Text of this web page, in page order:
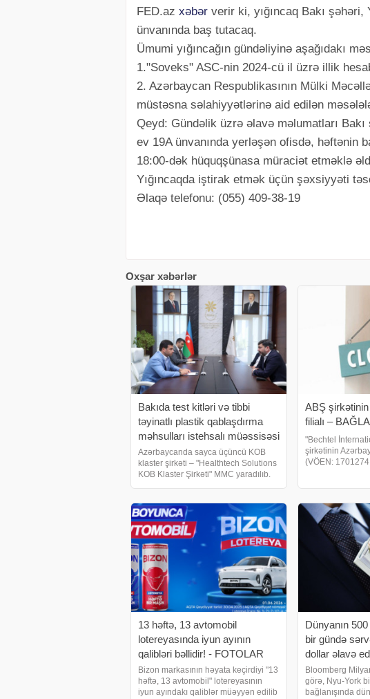
FED.az xəbər verir ki, yığıncaq Bakı
ünvanında baş tutacaq.
Ümumi yığıncağın gündəliyinə aşağıdakı
1."Soveks" ASC-nin 2024-cü il üzrə illik
2. Azərbaycan Respublikasının Mülki
müstəsna səlahiyyətlərinə aid edilən
Qeyd: Gündəlik üzrə əlavə məlumatları
ev 19A ünvanında yerləşən ofisdə, həftənin
18:00-dək hüquqşünasa müraciət etməklə
Yığıncaqda iştirak etmək üçün şəxsiyyəti
Əlaqə telefonu: (055) 409-38-19
Oxşar xəbərlər
Bakıda test kitləri və tibbi
təyinatlı plastik qablaşdırma
məhsulları istehsalı müəssisəsi
yaradılacaq
Azərbaycanda sayca üçüncü KOB
klaster şirkəti – "Healthtech Solutions
KOB Klaster Şirkəti" MMC yaradılıb.
qurulmalıdır". Bu barədə -
a İqtisadiyya
ABŞ
filialı –
"Bechtel
şirkətinin
(VÖEN:
13 həftə, 13 avtomobil
lotereyasında iyun ayının
qalibləri bəllidir! - FOTOLAR
Bizon markasının həyata keçirdiyi "13
həftə, 13 avtomobil" lotereyasının
iyun ayındakı qaliblər müəyyən edilib
Dünyanın
bir gündə
dollar əlavə
Bloomberg
görə, Nyu-York
bağlanışında